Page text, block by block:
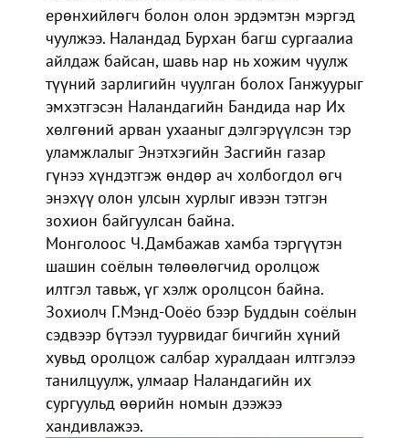
ерөнхийлөгч болон олон эрдэмтэн мэргэд
чуулжээ. Наландад Бурхан багш сургаалиа
айлдаж байсан, шавь нар нь хожим чуулж
түүний зарлигийн чуулган болох Ганжуурыг
эмхэтгэсэн Наландагийн Бандида нар Их
хөлгөний арван ухааныг дэлгэрүүлсэн тэр
уламжлалыг Энэтхэгийн Засгийн газар
гүнээ хүндэтгэж өндөр ач холбогдол өгч
энэхүү олон улсын хурлыг ивээн тэтгэн
зохион байгуулсан байна.
Монголоос Ч.Дамбажав хамба тэргүүтэн
шашин соёлын төлөөлөгчид оролцож
илтгэл тавьж, үг хэлж оролцсон байна.
Зохиолч Г.Мэнд-Ооёо бээр Буддын соёлын
сэдвээр бүтээл туурвидаг бичгийн хүний
хувьд оролцож салбар хуралдаан илтгэлээ
танилцуулж, улмаар Наландагийн их
сургуульд өөрийн номын дээжээ
хандивлажээ.